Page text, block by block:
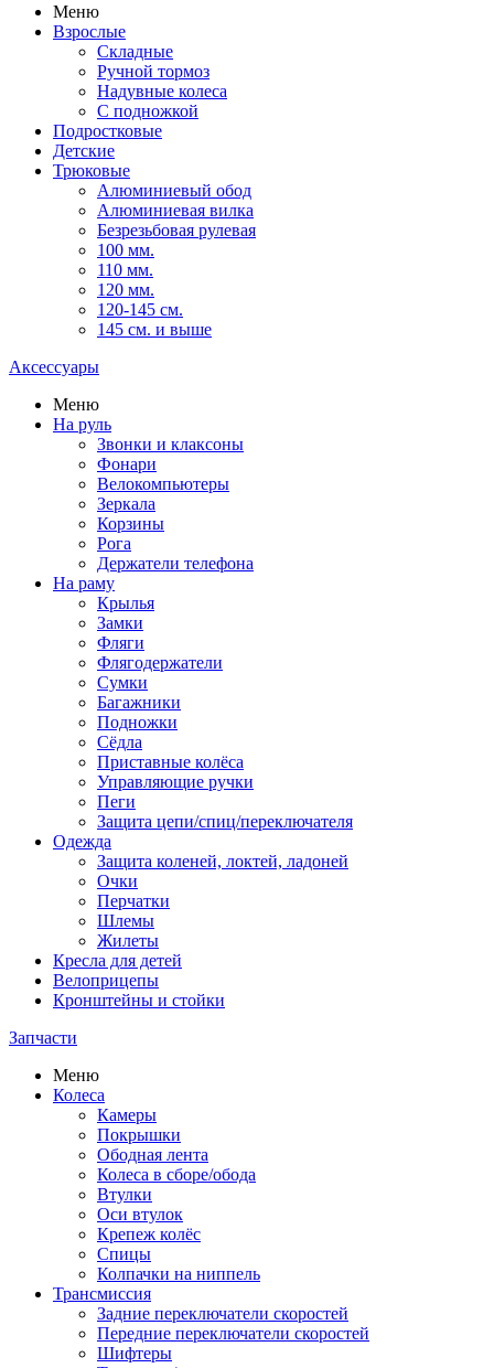
Меню
Взрослые
Складные
Ручной тормоз
Надувные колеса
С подножкой
Подростковые
Детские
Трюковые
Алюминиевый обод
Алюминиевая вилка
Безрезьбовая рулевая
100 мм.
110 мм.
120 мм.
120-145 см.
145 см. и выше
Аксессуары
Меню
На руль
Звонки и клаксоны
Фонари
Велокомпьютеры
Зеркала
Корзины
Рога
Держатели телефона
На раму
Крылья
Замки
Фляги
Флягодержатели
Сумки
Багажники
Подножки
Сёдла
Приставные колёса
Управляющие ручки
Пеги
Защита цепи/спиц/переключателя
Одежда
Защита коленей, локтей, ладоней
Очки
Перчатки
Шлемы
Жилеты
Кресла для детей
Велоприцепы
Кронштейны и стойки
Запчасти
Меню
Колеса
Камеры
Покрышки
Ободная лента
Колеса в сборе/обода
Втулки
Оси втулок
Крепеж колёс
Спицы
Колпачки на ниппель
Трансмиссия
Задние переключатели скоростей
Передние переключатели скоростей
Шифтеры